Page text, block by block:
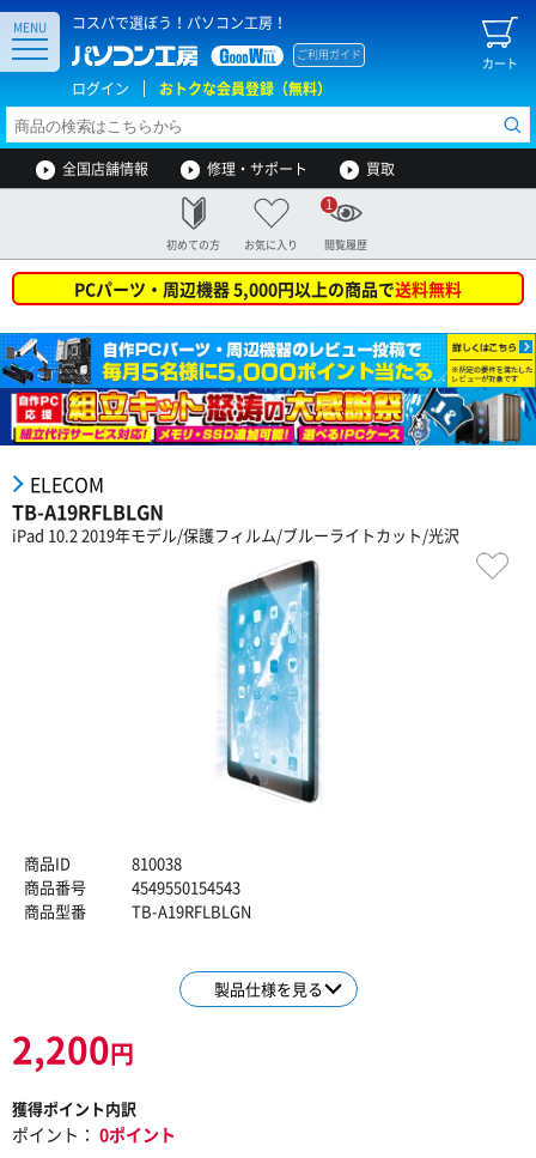
コスパで選ぼう！パソコン工房！
カート
ご利用ガイド
ログイン おトクな会員登録（無料）
MENU
全国店舗情報 修理・サポート 買取
初めての方 お気に入り 閲覧履歴
1
PCパーツ・周辺機器 5,000円以上の商品で送料無料
ELECOM
TB-A19RFLBLGN
iPad 10.2 2019年モデル/保護フィルム/ブルーライトカット/光沢
商品ID
810038
商品番号
4549550154543
商品型番
TB-A19RFLBLGN
製品仕様を見る
2,200円
獲得ポイント内訳
ポイント： 0ポイント